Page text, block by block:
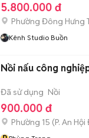
5.800.000 đ
Phường Đông Hưng
Kênh Studio Buồn
Nồi nấu công
Đã sử dụng Nồi
900.000 đ
Phường 15 (P. An